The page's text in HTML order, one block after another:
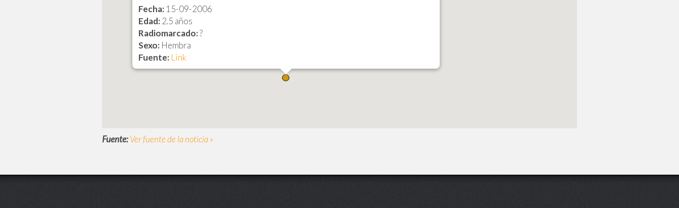
Fecha: 15-09-2006
Edad: 2.5 años
Radiomarcado:?
Sexo: Hembra
Fuente: Link
Fuente:Ver fuente de la noticia »